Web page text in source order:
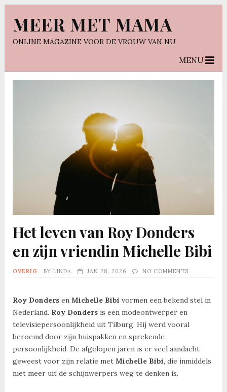
MEER MET MAMA
ONLINE MAGAZINE VOOR DE VROUW VAN NU
MENU
Het leven van Roy Donders
en zijn vriendin Michelle Bibi
OVERIG BY LINDA JAN 28, 2026 NO COMMENTS
Roy Dondersen Michelle Bibi vormen een bekend stel in
Nederland. Roy Dondersis een modeontwerper en
televisiepersoonlijkheid uit Tilburg. Hij werd vooral
beroemd door zijn huispakken en sprekende
persoonlijkheid. De afgelopen jaren is er veel aandacht
geweest voor zijn relatie met Michelle Bibi, die inmiddels
niet meer uit de schijnwerpers weg te denken is.